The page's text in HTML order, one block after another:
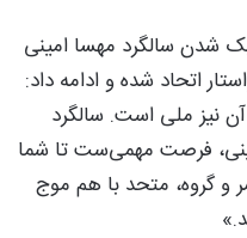
شدن سالگرد مهسا امینی
اتحاد شده و ادامه داد:
آن نیز ملی‌ است. سالگرد
فرصت مهمی‌ست تا شما
و گروه، متحد با هم موج